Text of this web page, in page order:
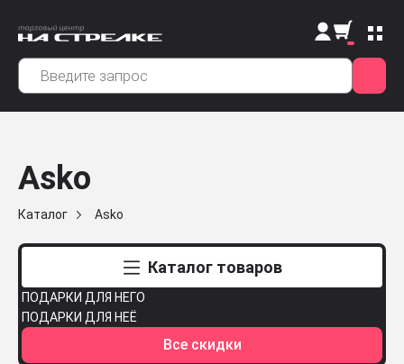
Asko
Каталог Asko
Каталог товаров
ПОДАРКИ ДЛЯ НЕГО
ПОДАРКИ ДЛЯ НЕЁ
Все скидки